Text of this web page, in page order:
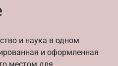
и наука в одном
и оформленная
местом для